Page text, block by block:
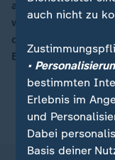
00:15
auch die
wenn sie der
der designierte Co-
Bundesparteitag.
auch nicht zu
•
bestimmten
Erlebnis im
und
Dabei
Basis deiner